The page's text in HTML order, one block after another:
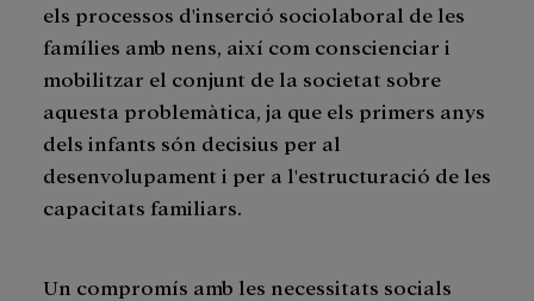
els processos d'inserció sociolaboral de les
famílies amb nens, així com conscienciar i
mobilitzar el conjunt de la societat sobre
aquesta problemàtica, ja que els primers anys
dels infants són decisius per al
desenvolupament i per a l'estructuració de les
capacitats familiars.
Un compromís amb les necessitats socials